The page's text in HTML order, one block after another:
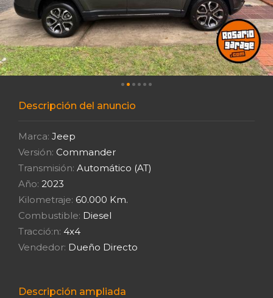
Descripción del anuncio
Marca: Jeep
Versión: Commander
Transmisión: Automático (AT)
Año: 2023
Kilometraje: 60.000 Km.
Combustible: Diesel
Tracció:n: 4x4
Vendedor: Dueño Directo
Descripción ampliada